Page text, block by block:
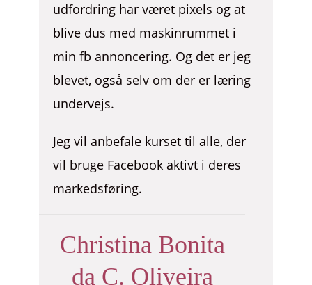
udfordring har været pixels og at
blive dus med maskinrummet i
min fb annoncering. Og det er jeg
blevet, også selv om der er læring
undervejs.
Jeg vil anbefale kurset til alle, der
vil bruge Facebook aktivt i deres
markedsføring.
Christina Bonita
da C. Oliveira